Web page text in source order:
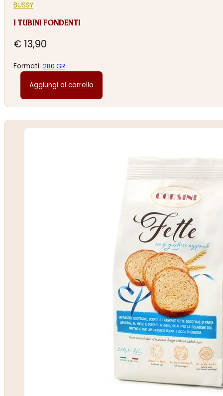
BUSSY
I TUBINI FONDENTI
€ 13,90
Formati:280 GR
Aggiungi al carrello